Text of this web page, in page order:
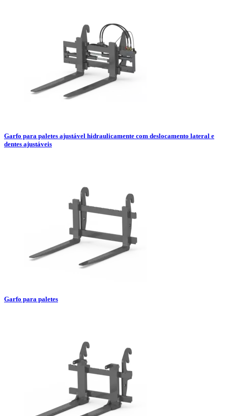
Garfo para paletes ajustável hidraulicamente com deslocamento lateral e
dentes ajustáveis
Garfo para paletes